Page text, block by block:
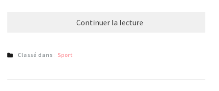
Continuer la lecture
Classé dans : Sport